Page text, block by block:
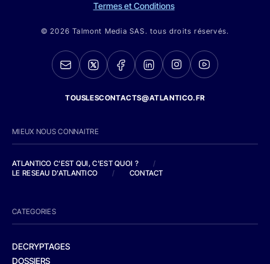
Termes et Conditions
© 2026 Talmont Media SAS. tous droits réservés.
TOUSLESCONTACTS@ATLANTICO.FR
MIEUX NOUS CONNAITRE
ATLANTICO C'EST QUI, C'EST QUOI ?
/
LE RESEAU D'ATLANTICO
/ CONTACT
CATEGORIES
DECRYPTAGES
DOSSIERS